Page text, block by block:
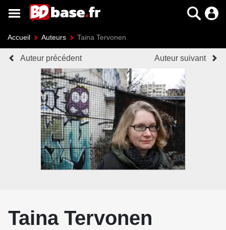
Accueil Auteurs Taina Tervonen
Auteur précédent Auteur suivant
Taina Tervonen